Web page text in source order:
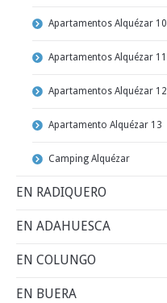
Apartamentos Alquézar 10
Apartamentos Alquézar 11
Apartamentos Alquézar 12
Apartamento Alquézar 13
Camping Alquézar
EN RADIQUERO
EN ADAHUESCA
EN COLUNGO
EN BUERA